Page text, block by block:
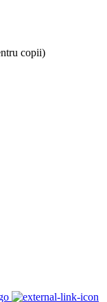
copii)